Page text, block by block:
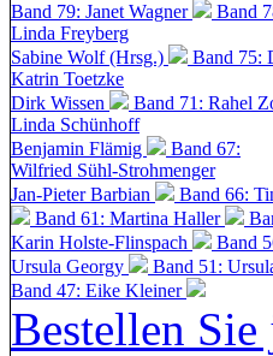
Band 79: Janet Wagner Band
Linda Freyberg
Sabine Wolf (Hrsg.)
Band 75:
Katrin Toetzke
Dirk Wissen
Band 71: Rahel
Linda Schünhoff
Benjamin Flämig
Band 67:
Wilfried Sühl-Strohmenger
Jan-Pieter Barbian
Band 66:
Band 61: Martina Haller
Karin Holste-Flinspach
Band
Ursula Georgy
Band 51:
Band 47: Eike Kleiner
Bestellen